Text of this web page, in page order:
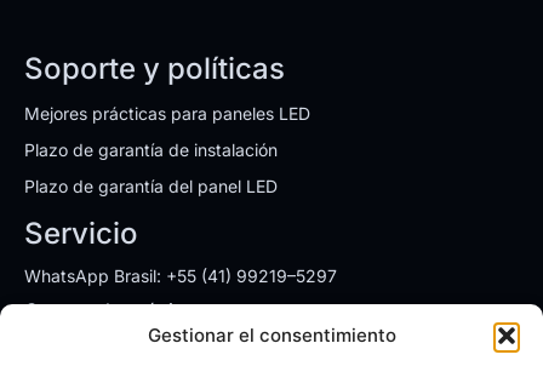
Gestionar el consentimiento
Soporte y políticas
Mejores prácticas para paneles LED
Plazo de garantía de instalación
Plazo de garantía del panel LED
Servicio
WhatsApp Brasil: +55 (41) 99219–5297
Correo electrónico:ventas.brasil@leyardgroup.com